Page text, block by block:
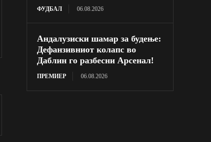
ФУДБАЛ 06.08.2026
Андалузиски шамар за будење:
Дефанзивниот колапс во
Даблин го разбесни Арсенал!
ПРЕМИЕР 06.08.2026